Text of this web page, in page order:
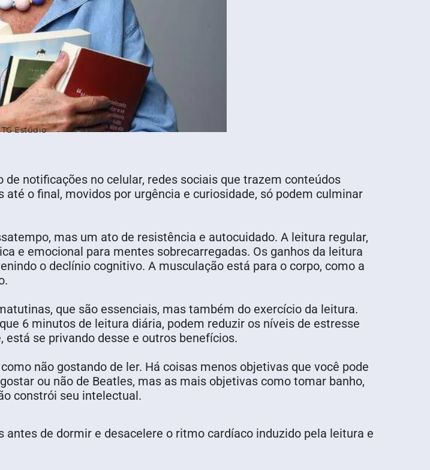
TG Estúdio
notificações no celular, redes sociais que trazem conteúdos
o final, movidos por urgência e curiosidade, só podem culminar
mas um ato de resistência e autocuidado. A leitura regular,
e emocional para mentes sobrecarregadas. Os ganhos da leitura
o declínio cognitivo. A musculação está para o corpo, como a
que são essenciais, mas também do exercício da leitura.
6 minutos de leitura diária, podem reduzir os níveis de estresse
está se privando desse e outros benefícios.
não gostando de ler. Há coisas menos objetivas que você pode
ou não de Beatles, mas as mais objetivas como tomar banho,
constrói seu intelectual.
de dormir e desacelere o ritmo cardíaco induzido pela leitura e